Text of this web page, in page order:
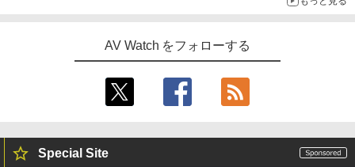
AV Watch をフォローする
Special Site